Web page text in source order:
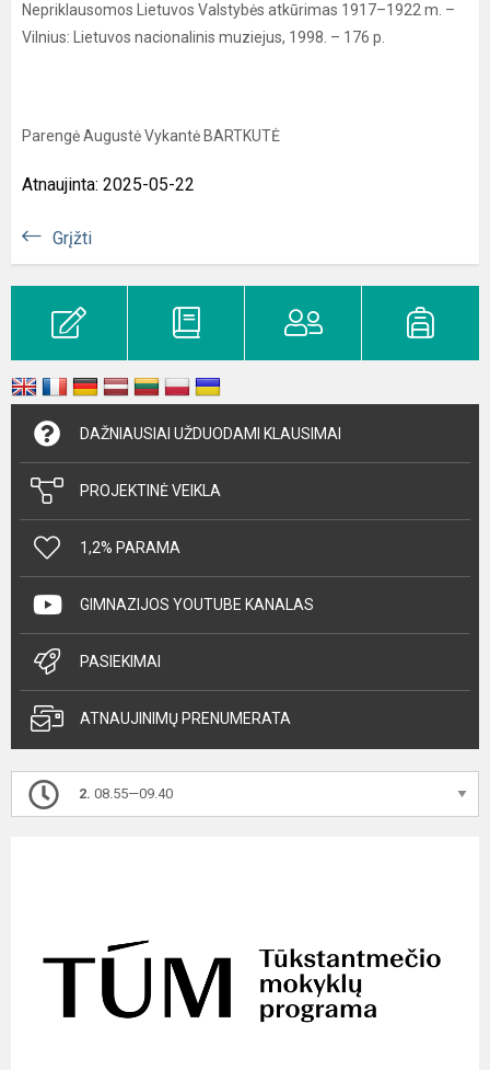
Nepriklausomos Lietuvos Valstybės atkūrimas 1917–1922 m. –
Vilnius: Lietuvos nacionalinis muziejus, 1998. – 176 p.
Parengė Augustė Vykantė BARTKUTĖ
Atnaujinta: 2025-05-22
Grįžti
DAŽNIAUSIAI UŽDUODAMI KLAUSIMAI
PROJEKTINĖ VEIKLA
1,2% PARAMA
GIMNAZIJOS YOUTUBE KANALAS
PASIEKIMAI
ATNAUJINIMŲ PRENUMERATA
2. 08.55—09.40